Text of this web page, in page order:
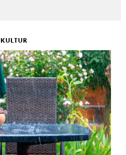
KULTUR